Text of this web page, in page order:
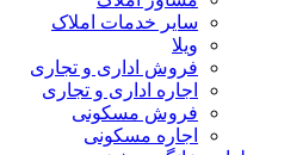
سایر خدمات املاک
ویلا
فروش اداری و تجاری
اجاره اداری و تجاری
فروش مسکونی
اجاره مسکونی